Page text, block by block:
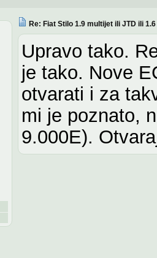
Re: Fiat Stilo 1.9 multijet ili JTD ili
Upravo tako.
je tako. Nove
otvarati i za
mi je poznato,
9.000E).